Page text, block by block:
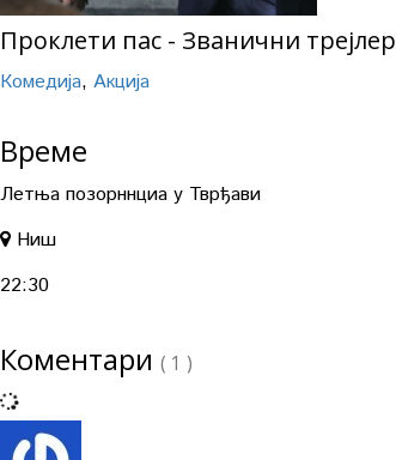
Проклети пас - Званични трејлер
Комедија, Акција
Време
Летња позорннциа у Тврђави
Ниш
22:30
Коментари ( 1 )